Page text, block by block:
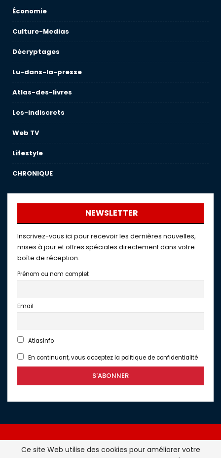
Économie
Culture-Medias
Décryptages
Lu-dans-la-presse
Atlas-des-livres
Les-indiscrets
Web TV
Lifestyle
CHRONIQUE
NEWSLETTER
Inscrivez-vous ici pour recevoir les dernières nouvelles,
mises à jour et offres spéciales directement dans votre
boîte de réception.
Prénom ou nom complet
Email
AtlasInfo
En continuant, vous acceptez la politique de confidentialité
Ce site Web utilise des cookies pour améliorer votre